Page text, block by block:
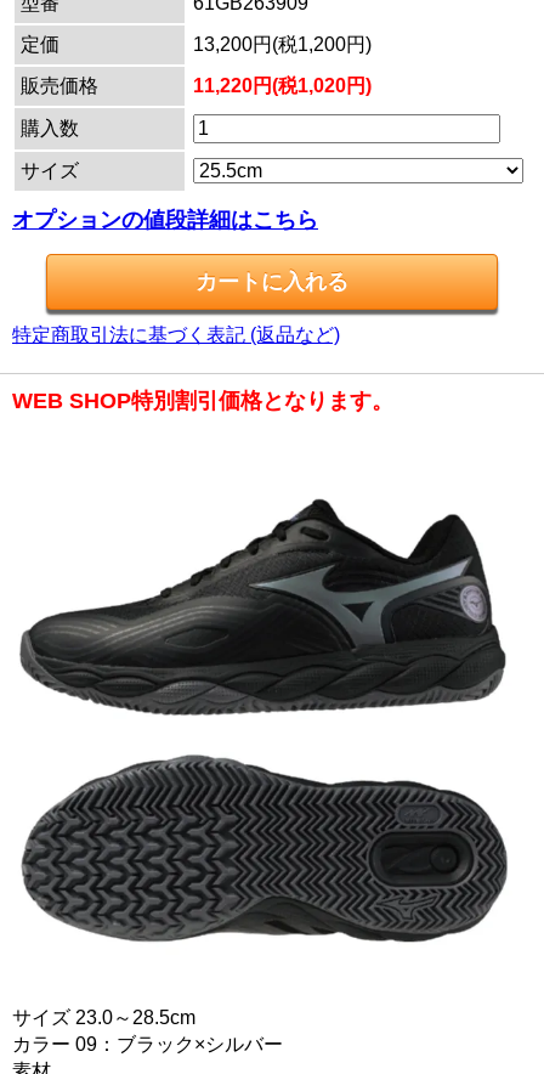
定価
13,200円(税1,200円)
販売価格
11,220円(税1,020円)
購入数
サイズ
オプションの値段詳細はこちら
特定商取引法に基づく表記 (返品など)
WEB SHOP特別割引価格となります。
サイズ 23.0～28.5cm
カラー 09：ブラック×シルバー